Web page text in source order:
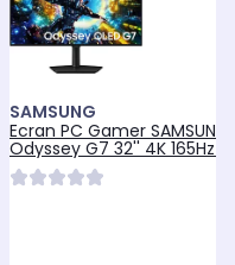
SAMSUNG
Ecran PC Gamer SAMSUNG
Odyssey G7 32'' 4K 165Hz
0,03 ms HDR